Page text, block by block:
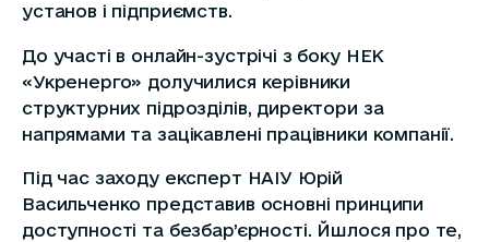
установ і підприємств.
До участі в онлайн-зустрічі з боку НЕК
«Укренерго» долучилися керівники
структурних підрозділів, директори за
напрямами та зацікавлені працівники компанії.
Під час заходу експерт НАІУ Юрій
Васильченко представив основні принципи
доступності та безбар’єрності. Йшлося про те,